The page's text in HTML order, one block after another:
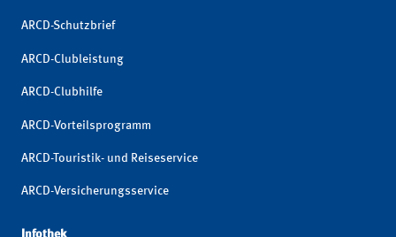
ARCD-Schutzbrief
ARCD-Clubleistung
ARCD-Clubhilfe
ARCD-Vorteilsprogramm
ARCD-Touristik- und Reiseservice
ARCD-Versicherungsservice